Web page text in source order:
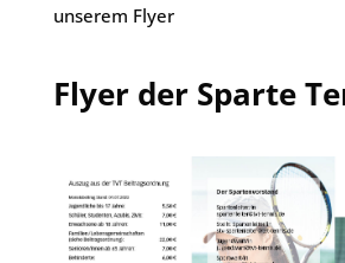
unserem Flyer
Flyer der Sparte